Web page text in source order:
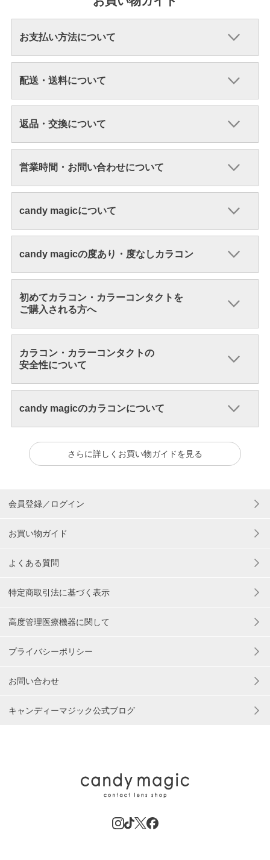
お支払い方法について
配送・送料について
返品・交換について
営業時間・お問い合わせについて
candy magicについて
candy magicの度あり・度なしカラコン
初めてカラコン・カラーコンタクトを
ご購入される方へ
カラコン・カラーコンタクトの
安全性について
candy magicのカラコンについて
さらに詳しくお買い物ガイドを見る
会員登録／ログイン
お買い物ガイド
よくある質問
特定商取引法に基づく表示
高度管理医療機器に関して
プライバシーポリシー
お問い合わせ
キャンディーマジック公式ブログ